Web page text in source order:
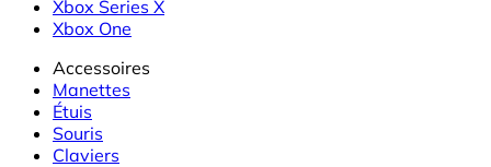
Xbox Series X
Xbox One
Accessoires
Manettes
Étuis
Souris
Claviers